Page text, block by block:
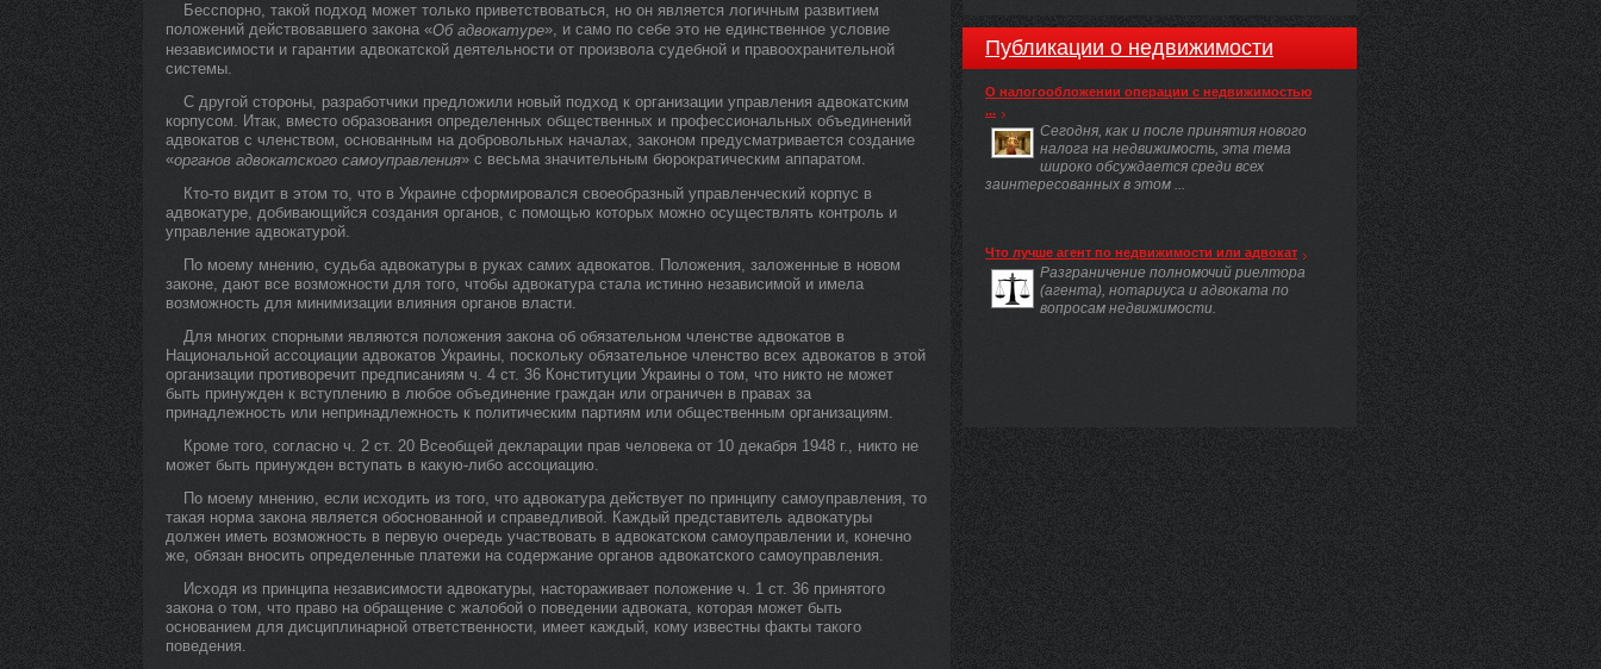
Бесспорно, такой подход может только приветствоваться, но он является логичным развитием
положений действовавшего закона «Об адвокатуре», и само по себе это не единственное условие
независимости и гарантии адвокатской деятельности от произвола судебной и правоохранительной
системы.
С другой стороны, разработчики предложили новый подход к организации управления адвокатским
корпусом. Итак, вместо образования определенных общественных и профессиональных объединений
адвокатов с членством, основанным на добровольных началах, законом предусматривается создание
«органов адвокатского самоуправления» с весьма значительным бюрократическим аппаратом.
Кто-то видит в этом то, что в Украине сформировался своеобразный управленческий корпус в
адвокатуре, добивающийся создания органов, с помощью которых можно осуществлять контроль и
управление адвокатурой.
По моему мнению, судьба адвокатуры в руках самих адвокатов. Положения, заложенные в новом
законе, дают все возможности для того, чтобы адвокатура стала истинно независимой и имела
возможность для минимизации влияния органов власти.
Для многих спорными являются положения закона об обязательном членстве адвокатов в
Национальной ассоциации адвокатов Украины, поскольку обязательное членство всех адвокатов в этой
организации противоречит предписаниям ч. 4 ст. 36 Конституции Украины о том, что никто не может
быть принужден к вступлению в любое объединение граждан или ограничен в правах за
принадлежность или непринадлежность к политическим партиям или общественным организациям.
Кроме того, согласно ч. 2 ст. 20 Всеобщей декларации прав человека от 10 декабря 1948 г., никто не
может быть принужден вступать в какую-либо ассоциацию.
По моему мнению, если исходить из того, что адвокатура действует по принципу самоуправления, то
такая норма закона является обоснованной и справедливой. Каждый представитель адвокатуры
должен иметь возможность в первую очередь участвовать в адвокатском самоуправлении и, конечно
же, обязан вносить определенные платежи на содержание органов адвокатского самоуправления.
Исходя из принципа независимости адвокатуры, настораживает положение ч. 1 ст. 36 принятого
закона о том, что право на обращение с жалобой о поведении адвоката, которая может быть
основанием для дисциплинарной ответственности, имеет каждый, кому известны факты такого
поведения.
Публикации о недвижимости
О налогообложении операции с недвижимостью
...
Сегодня, как и после принятия нового
налога на недвижимость, эта тема
широко обсуждается среди всех
заинтересованных в этом ...
Что лучше агент по недвижимости или адвокат
Разграничение полномочий риелтора
(агента), нотариуса и адвоката по
вопросам недвижимости.